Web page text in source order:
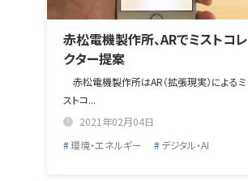
赤松電機製作所、ARでミストコレ
クター提案
赤松電機製作所はAR（拡張現実）によるミ
ストコ...
2021年02月04日
環境・エネルギー
デジタル・AI